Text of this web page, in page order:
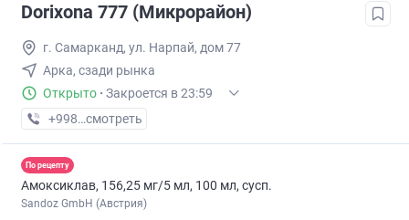
Dorixona 777 (Микрорайон)
г. Самарканд, ул. Нарпай, дом 77
Арка, сзади рынка
Открыто · Закроется в 23:59
+998 (90) XXX-XX-XX
смотреть
По рецепту
Амоксиклав, 156,25 мг/5 мл, 100 мл, сусп.
Sandoz GmbH (Австрия)